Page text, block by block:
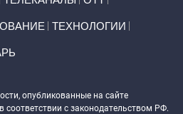
ТЕХНОЛОГИИ
опубликованные на сайте
соответствии с законодательством РФ.